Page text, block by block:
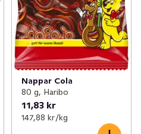
Nappar Cola
80 g, Haribo
11,83 kr
147,88 kr /kg